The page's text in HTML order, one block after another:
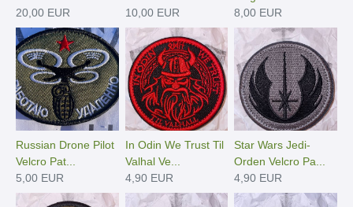
20,00 EUR
10,00 EUR
8,00 EUR
Russian Drone Pilot
Velcro Pat...
5,00 EUR
In Odin We Trust Til
Valhal Ve...
4,90 EUR
Star Wars Jedi-
Orden Velcro Pa...
4,90 EUR